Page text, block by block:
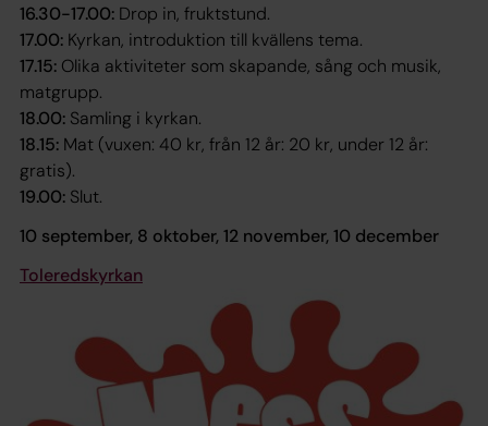
16.30-17.00: Drop in, fruktstund.
17.00: Kyrkan, introduktion till kvällens tema.
17.15: Olika aktiviteter som skapande, sång och musik,
matgrupp.
18.00: Samling i kyrkan.
18.15: Mat (vuxen: 40 kr, från 12 år: 20 kr, under 12 år:
gratis).
19.00: Slut.
10 september, 8 oktober, 12 november, 10 december
Toleredskyrkan